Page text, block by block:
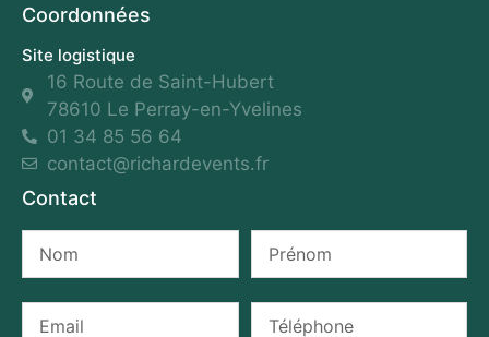
Coordonnées
Site logistique
16 Route de Saint-Hubert
78610 Le Perray-en-Yvelines
01 34 85 56 64
contact@richardevents.fr
Contact